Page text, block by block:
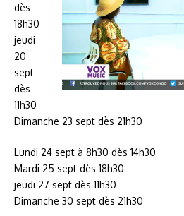
dès
18h30
jeudi
20
sept
dès
11h30
Dimanche 23 sept dès 21h30
Lundi 24 sept à 8h30 dès 14h30
Mardi 25 sept dès 18h30
jeudi 27 sept dès 11h30
Dimanche 30 sept dès 21h30